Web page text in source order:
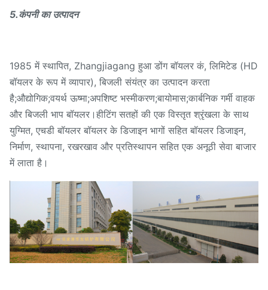
5.कंपनी का उत्पादन
1985 में स्थापित, Zhangjiagang हुआ डोंग बॉयलर कं, लिमिटेड (HD
बॉयलर के रूप में व्यापार), बिजली संयंत्र का उत्पादन करता
है;औद्योगिक;वयर्थ ऊष्मा;अपशिष्ट भस्मीकरण;बायोमास;कार्बनिक गर्मी वाहक
और बिजली भाप बॉयलर।हीटिंग सतहों की एक विस्तृत श्रृंखला के साथ
युग्मित, एचडी बॉयलर बॉयलर के डिजाइन भागों सहित बॉयलर डिजाइन,
निर्माण, स्थापना, रखरखाव और प्रतिस्थापन सहित एक अनूठी सेवा बाजार
में लाता है।